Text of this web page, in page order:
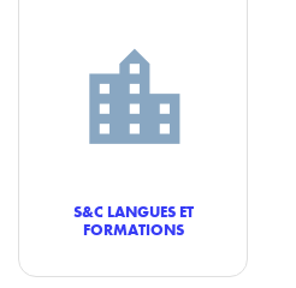
S&C LANGUES ET
FORMATIONS